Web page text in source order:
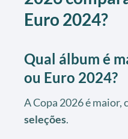
Euro 2024?
Qual álbum é
ou Euro 2024?
A Copa 2026 é maior,
seleções.